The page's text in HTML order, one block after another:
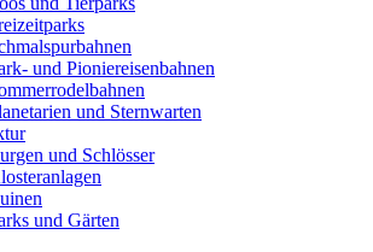
und Pioniereisenbahnen
und Sternwarten
und Schlösser
und Gärten